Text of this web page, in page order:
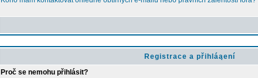
Registrace a přihláąení
Proč se nemohu přihlásit?